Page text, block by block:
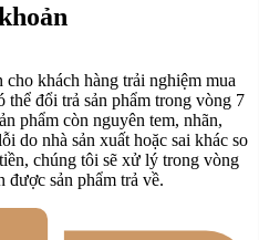
khách hàng trải nghiệm mua
thể đổi trả sản phẩm trong vòng 7
phẩm còn nguyên tem, nhãn,
do nhà sản xuất hoặc sai khác so
chúng tôi sẽ xử lý trong vòng
sản phẩm trả về.